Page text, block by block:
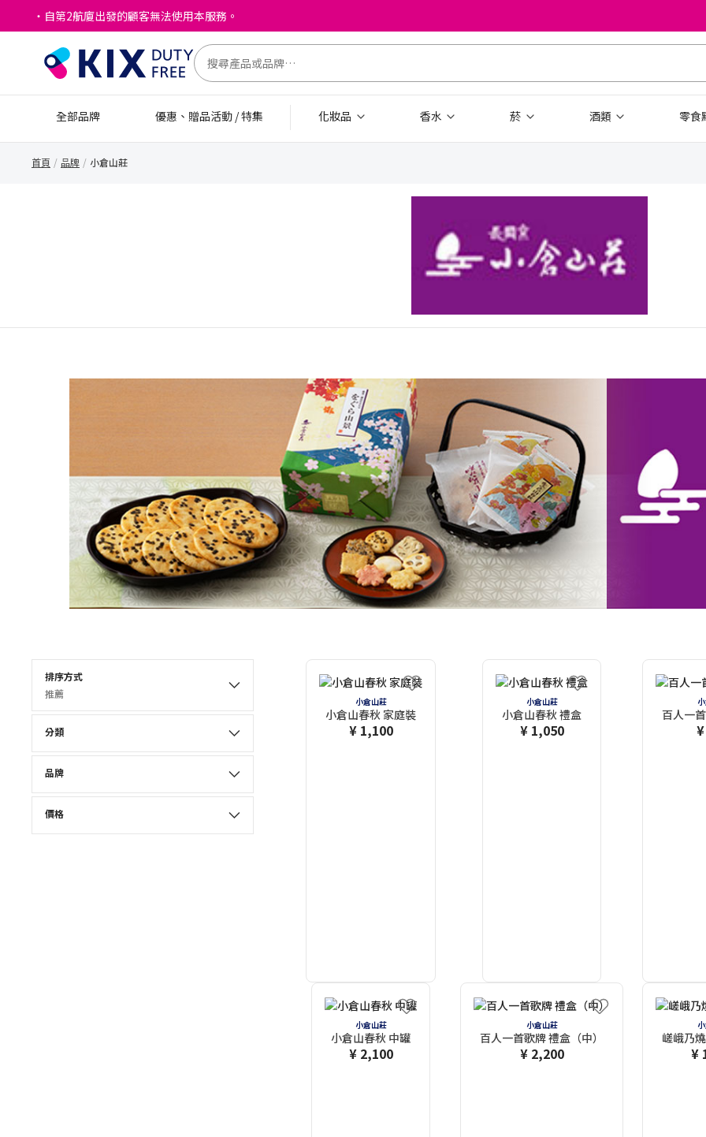
・自第2航廈出發的顧客無法使用本服務。
全部品牌 優惠、贈品活動 / 特集 化妝品 香水 菸 酒類 零食
首頁 品牌 小倉山莊
排序方式
推薦
分類
品牌
價格
小倉山莊
小倉山春秋 家庭裝
¥ 1,100
小倉山莊
小倉山春秋 禮盒
¥ 1,050
百人一
小倉山莊
小倉山春秋 中罐
¥ 2,100
小倉山莊
百人一首歌牌 禮盒（中）
¥ 2,200
嵯峨乃
¥